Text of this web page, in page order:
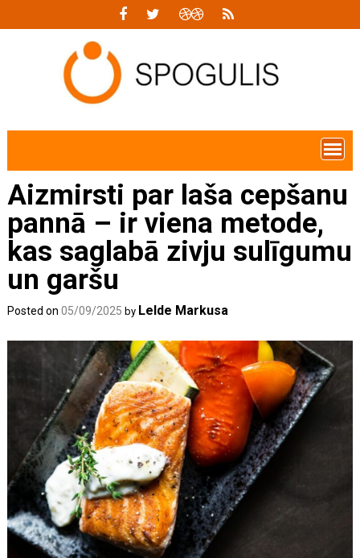
Aizmirsti par laša cepšanu
pannā – ir viena metode,
kas saglabā zivju sulīgumu
un garšu
Posted on05/09/2025 by Lelde Markusa